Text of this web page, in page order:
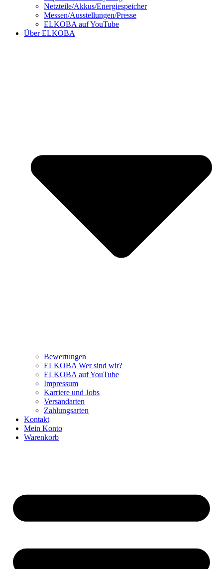
Netzteile/Akkus/Energiespeicher
Messen/Ausstellungen/Presse
ELKOBA auf YouTube
Über ELKOBA
Bewertungen
ELKOBA Wer sind wir?
ELKOBA auf YouTube
Impressum
Karriere und Jobs
Versandarten
Zahlungsarten
Kontakt
Mein Konto
Warenkorb